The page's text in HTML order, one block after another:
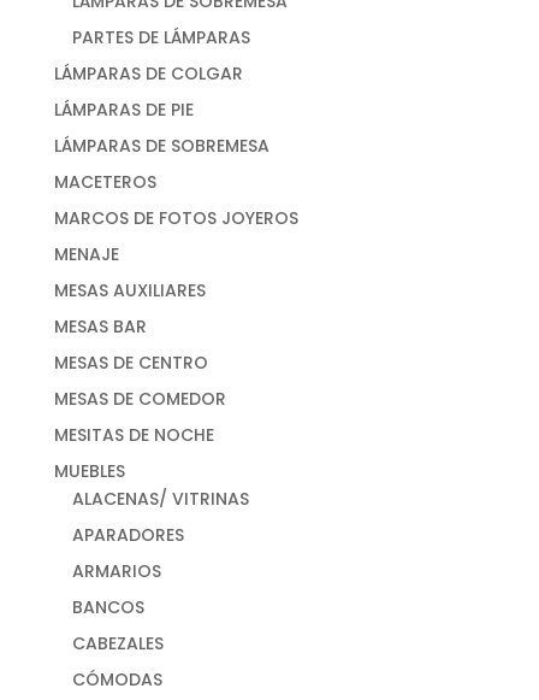
PARTES DE LÁMPARAS
LÁMPARAS DE COLGAR
LÁMPARAS DE PIE
LÁMPARAS DE SOBREMESA
MACETEROS
MARCOS DE FOTOS JOYEROS
MENAJE
MESAS AUXILIARES
MESAS BAR
MESAS DE CENTRO
MESAS DE COMEDOR
MESITAS DE NOCHE
MUEBLES
ALACENAS/ VITRINAS
APARADORES
ARMARIOS
BANCOS
CABEZALES
CÓMODAS